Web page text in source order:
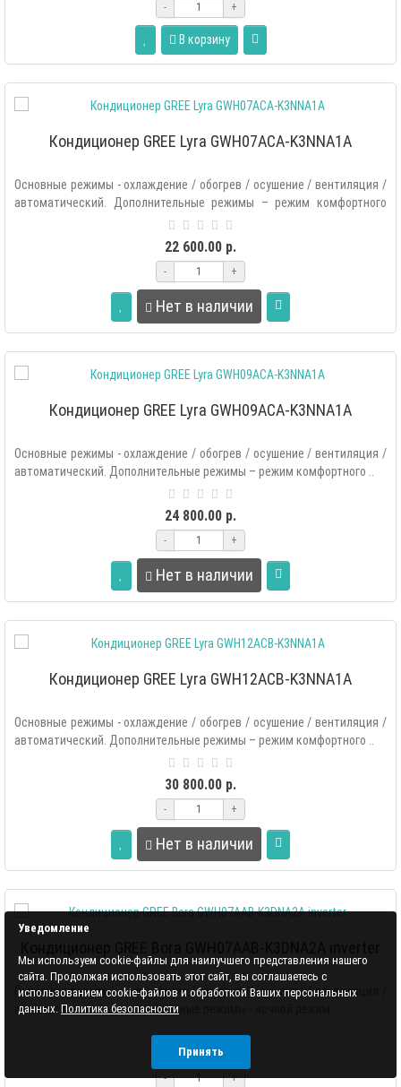
- +
В корзину
Кондиционер GREE Lyra GWH07ACA-K3NNA1A
Основные режимы - охлаждение / обогрев / осушение / вентиляция /
автоматический. Дополнительные режимы – режим комфортного
22 600.00 р.
- +
Нет в наличии
Кондиционер GREE Lyra GWH09ACA-K3NNA1A
Основные режимы - охлаждение / обогрев / осушение / вентиляция /
автоматический. Дополнительные режимы – режим комфортного ..
24 800.00 р.
- +
Нет в наличии
Кондиционер GREE Lyra GWH12ACB-K3NNA1A
Основные режимы - охлаждение / обогрев / осушение / вентиляция /
автоматический. Дополнительные режимы – режим комфортного ..
30 800.00 р.
- +
Нет в наличии
Основные режимы - охлаждение / обогрев / осушение / вентиляция /
автоматический. Дополнительные режимы - ночной режим ..
52 150.00 р.
- +
Уведомление
Мы используем cookie-файлы для наилучшего представления нашего
сайта. Продолжая использовать этот сайт, вы соглашаетесь с
использованием cookie-файлов и обработкой Ваших персональных
данных. Политика безопасности
Принять